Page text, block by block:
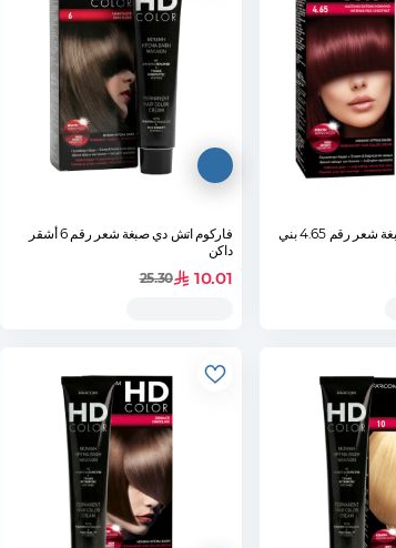
فاركوم اتش دي صبغة شعر رقم 4.65 بني
فاركوم اتش دي صبغة شعر رقم 6 أشقر
داكن
10.01
25.30